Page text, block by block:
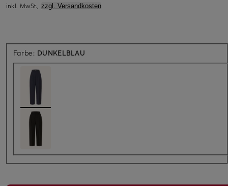
inkl. MwSt., zzgl. Versandkosten
Farbe: DUNKELBLAU